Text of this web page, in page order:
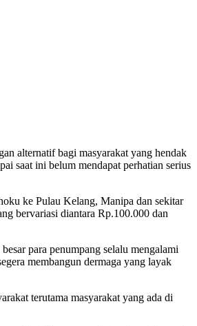
alternatif bagi masyarakat yang hendak
saat ini belum mendapat perhatian serius
ke Pulau Kelang, Manipa dan sekitar
bervariasi diantara Rp.100.000 dan
para penumpang selalu mengalami
membangun dermaga yang layak
terutama masyarakat yang ada di